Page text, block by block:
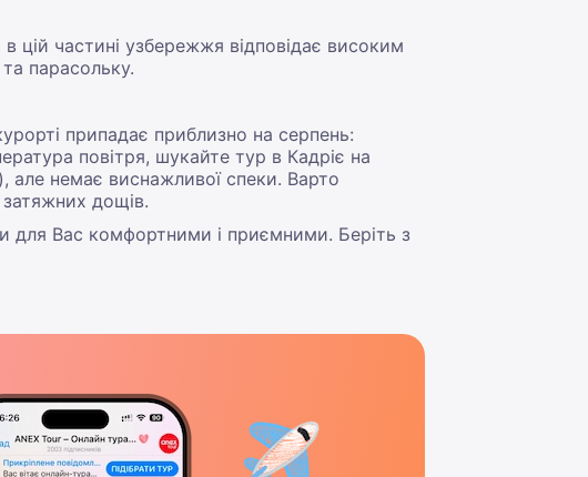
цій частині узбережжя відповідає високим
парасольку.
припадає приблизно на серпень:
повітря, шукайте тур в Кадріє на
але немає виснажливої спеки. Варто
дощів.
для Вас комфортними і приємними. Беріть з